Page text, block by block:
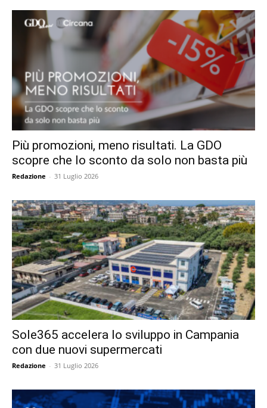
Più promozioni, meno risultati. La GDO
scopre che lo sconto da solo non basta più
Redazione - 31 Luglio 2026
Sole365 accelera lo sviluppo in Campania
con due nuovi supermercati
Redazione - 31 Luglio 2026